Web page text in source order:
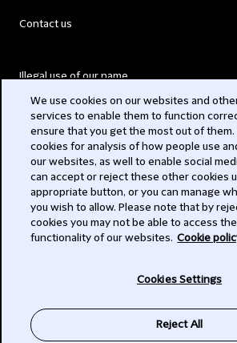
Contact us
Illegal use of our name
Modern Slavery Act
Privacy
Subscribe
We use cookies on our websites and
services to enable them to function
ensure that you get the most out of them.
cookies for analysis of how people use
our websites, as well to enable social
can accept or reject these other cookies
appropriate button, or you can manage
you wish to allow. Please note that by
cookies you may not be able to access
functionality of our websites. Cookie
Cookies Settings
Reject All